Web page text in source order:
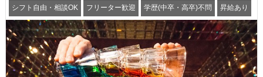
シフト自由・相談OK フリーター歓迎 学歴(中卒・高卒)不問 昇給あり
髪型・髪色自由 服装自由 交通費支給 社員登用あり